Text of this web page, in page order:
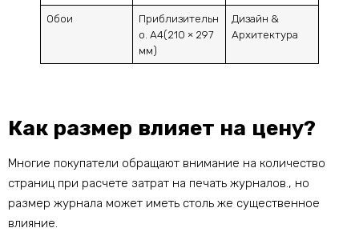
Обои
Приблизительн
о. A4(210 × 297
мм)
Дизайн &
Архитектура
Как размер влияет на цену?
Многие покупатели обращают внимание на количество
страниц при расчете затрат на печать журналов., но
размер журнала может иметь столь же существенное
влияние.